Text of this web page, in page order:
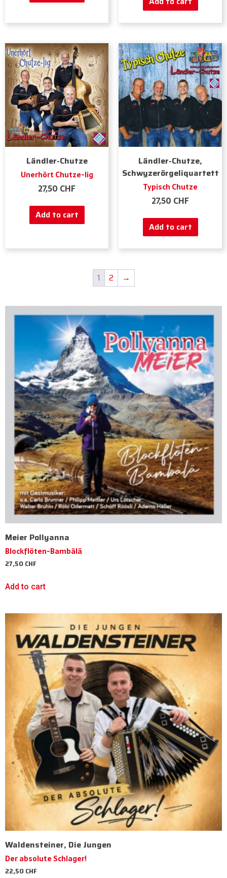
Ländler-Chutze
Unerhört Chutze-lig
27,50 CHF
Add to cart
Ländler-Chutze,
Schwyzerörgeliquartett
Typisch Chutze
27,50 CHF
Add to cart
1 2 →
Meier Pollyanna
Blockflöten-Bambälä
27,50CHF
Add to cart
Waldensteiner, Die Jungen
Der absolute Schlager!
22,50CHF